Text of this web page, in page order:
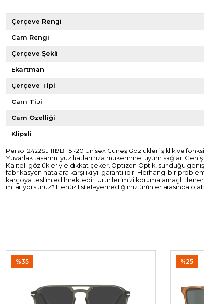
Çerçeve Rengi
Cam Rengi
Çerçeve Şekli
Ekartman
Çerçeve Tipi
Cam Tipi
Cam Özelliği
Klipsli
Persol 2422SJ 1119B1 51-20 Unisex Güneş Gözlükleri şıklık ve
Yuvarlak tasarımı yüz hatlarınıza mükemmel uyum sağlar.
Kaliteli gözlükleriyle dikkat çeker. Optizen Optik, sunduğu
fabrikasyon hatalara karşı iki yıl garantilidir. Herhangi bir
kargoya teslim edilmektedir. Ürünlerimizi koruma amaçlı
mi arıyorsunuz? Henüz listeleyemediğimiz ürünler arasında
%35 %25